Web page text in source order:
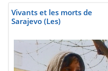
Vivants et les morts de
Sarajevo (Les)